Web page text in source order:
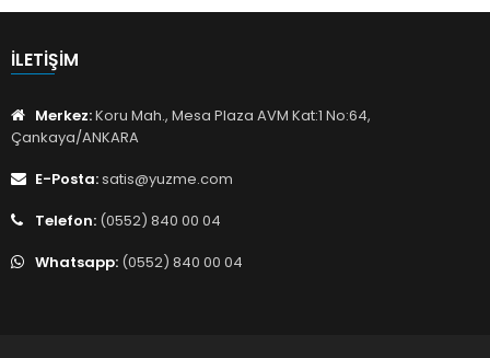
İLETIŞIM
Merkez:Koru Mah., Mesa Plaza AVM Kat:1 No:64,
Çankaya/ANKARA
E-Posta:satis@yuzme.com
Telefon: (0552) 840 00 04
Whatsapp: (0552) 840 00 04